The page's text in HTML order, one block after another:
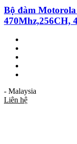
Bộ đàm
470Mhz,256CH,
- Malaysia
Liên hệ